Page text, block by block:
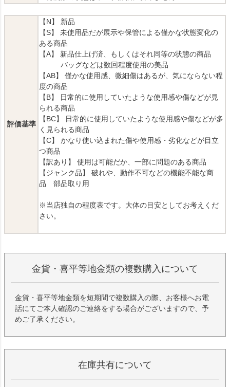
評価基準
【N】 新品
【S】 未使用品だが展示や保管による僅かな状態変化の
ある商品
【A】 新品仕上げ済、もしくはそれ同等の状態の商品
バッグなどは数回程度使用の美品
【AB】 僅かな使用感、微細傷はあるが、気にならない程
度の商品
【B】 日常的に使用していたような使用感や傷などが見
られる商品
【BC】 日常的に使用していたような使用感や傷などが多
く見られる商品
【C】 かなり使い込まれた傷や使用感・劣化などが目立
つ商品
【訳あり】 使用は可能だか、一部に問題のある商品
【ジャンク品】 破れや、動作不可などの機能不能な商
品 部品取り用
※当店独自の程度表です。大体の目安としてお考えくだ
さい。
金貨・喜平等地金類の複数購入について
金貨・喜平等地金類を短期間で複数購入の際、お客様へお電
話にてご本人確認のご連絡をする場合がございますので、予
めご了承ください。
在庫共有について